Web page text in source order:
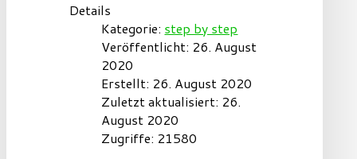
Details
Kategorie: step by step
Veröffentlicht: 26. August
2020
Erstellt: 26. August 2020
Zuletzt aktualisiert: 26.
August 2020
Zugriffe: 21580